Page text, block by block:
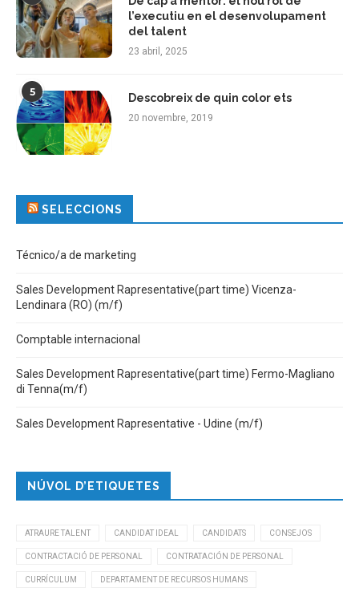
l’executiu en el desenvolupament
del talent
23 abril, 2025
5
Descobreix de quin color ets
20 novembre, 2019
SELECCIONS
Técnico/a de marketing
Sales Development Rapresentative(part time) Vicenza-
Lendinara (RO) (m/f)
Comptable internacional
Sales Development Rapresentative(part time) Fermo-Magliano
di Tenna(m/f)
Sales Development Rapresentative - Udine (m/f)
NÚVOL D’ETIQUETES
ATRAURE TALENT CANDIDAT IDEAL CANDIDATS CONSEJOS
CONTRACTACIÓ DE PERSONAL CONTRATACIÓN DE PERSONAL
CURRÍCULUM DEPARTAMENT DE RECURSOS HUMANS